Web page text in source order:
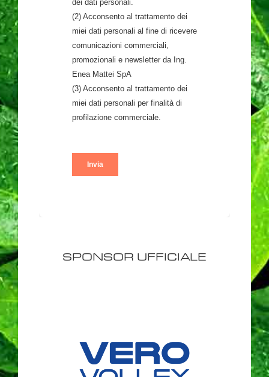
SPONSOR UFFICIALE